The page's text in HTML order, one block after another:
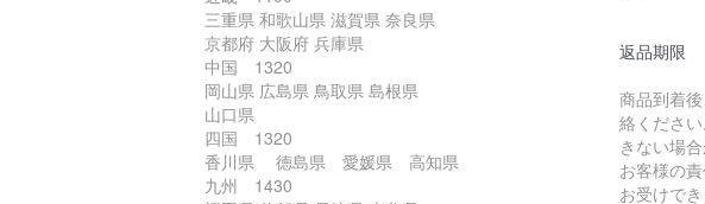
三重県 和歌山県 滋賀県 奈良県
京都府 大阪府 兵庫県
中国 1320
岡山県 広島県 鳥取県 島根県
山口県
四国 1320
香川県 徳島県 愛媛県 高知県
九州 1430
返品期限
商品到着
絡くださ
きない場
お客様の
お受けで